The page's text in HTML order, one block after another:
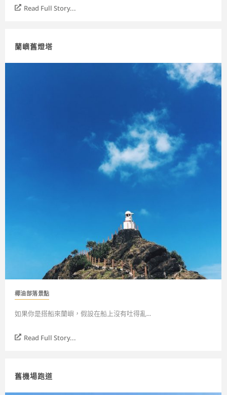
Read Full Story...
蘭嶼舊燈塔
椰油部落景點
如果你是搭船來蘭嶼，假設在船上沒有吐得亂...
Read Full Story...
舊機場跑道